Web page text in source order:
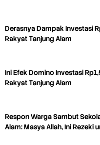
Derasnya Dampak Investasi
Rakyat Tanjung Alam
Ini Efek Domino Investasi
Rakyat Tanjung Alam
Respon Warga Sambut
Alam: Masya Allah, Ini Rezeki